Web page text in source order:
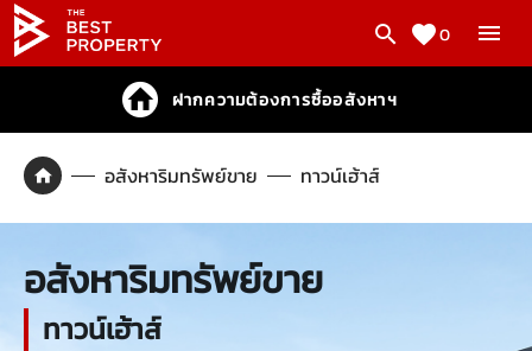
0
ฝากความต้องการซื้ออสังหาฯ
อสังหาริมทรัพย์ขาย ทาวน์เฮ้าส์
อสังหาริมทรัพย์ขาย
ทาวน์เฮ้าส์